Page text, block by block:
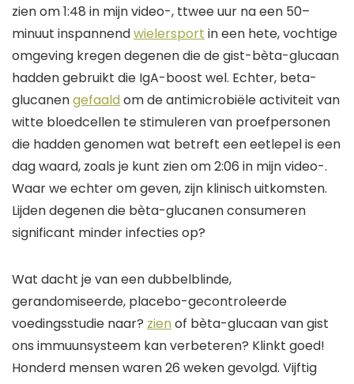
zien om 1:48 in mijnvideo-, ttwee uur na een 50–
minuut inspannendwielersport in een hete, vochtige
omgeving kregen degenen die de gist-bèta-glucaan
hadden gebruikt die IgA-boost wel. Echter, beta-
glucanengefaaldom de antimicrobiële activiteit van
witte bloedcellen te stimulerenvan proefpersonen
die hadden genomenwat betreft een eetlepel is een
dag waard, zoals je kunt zien om 2:06 in mijnvideo-.
Waar we echter om geven, zijn klinischuitkomsten.
Lijden degenen die bèta-glucanen consumeren
significant minder infecties op?
Wat dacht je van een dubbelblinde,
gerandomiseerde, placebo-gecontroleerde
voedingsstudie naar? zienof bèta-glucaan van gist
ons immuunsysteem kan verbeteren? Klinkt goed!
Honderd mensenwaren26 weken gevolgd. Vijftig